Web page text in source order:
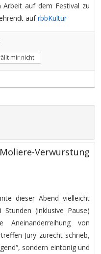
auf dem Festival zu
aufrbbKultur
mir nicht
Verwurstung
dieser Abend vielleicht
(inklusive Pause)
von
Jury zurecht schrieb,
sondern eintönig und